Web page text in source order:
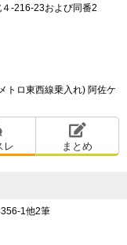
-216-23および同番2
トロ東西線乗入れ) 阿佐ケ
レ まとめ
1他2筆